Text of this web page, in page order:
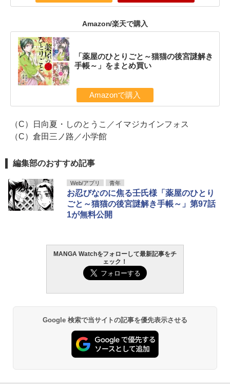
Amazon/楽天で購入
「薬屋のひとりごと～猫猫の後宮謎解き
手帳～」をまとめ買い
Amazonで購入
（C）日向夏・しのとうこ／イマジカインフォス
（C）倉田三ノ路／小学館
編集部のおすすめ記事
Web/アプリ 青年
お忍びなのに焦る壬氏様「薬屋のひとり
ごと～猫猫の後宮謎解き手帳～」第97話
1が無料公開
MANGA Watchをフォローして最新記事をチ
ェック！
Google 検索で当サイトの記事を優先表示させる